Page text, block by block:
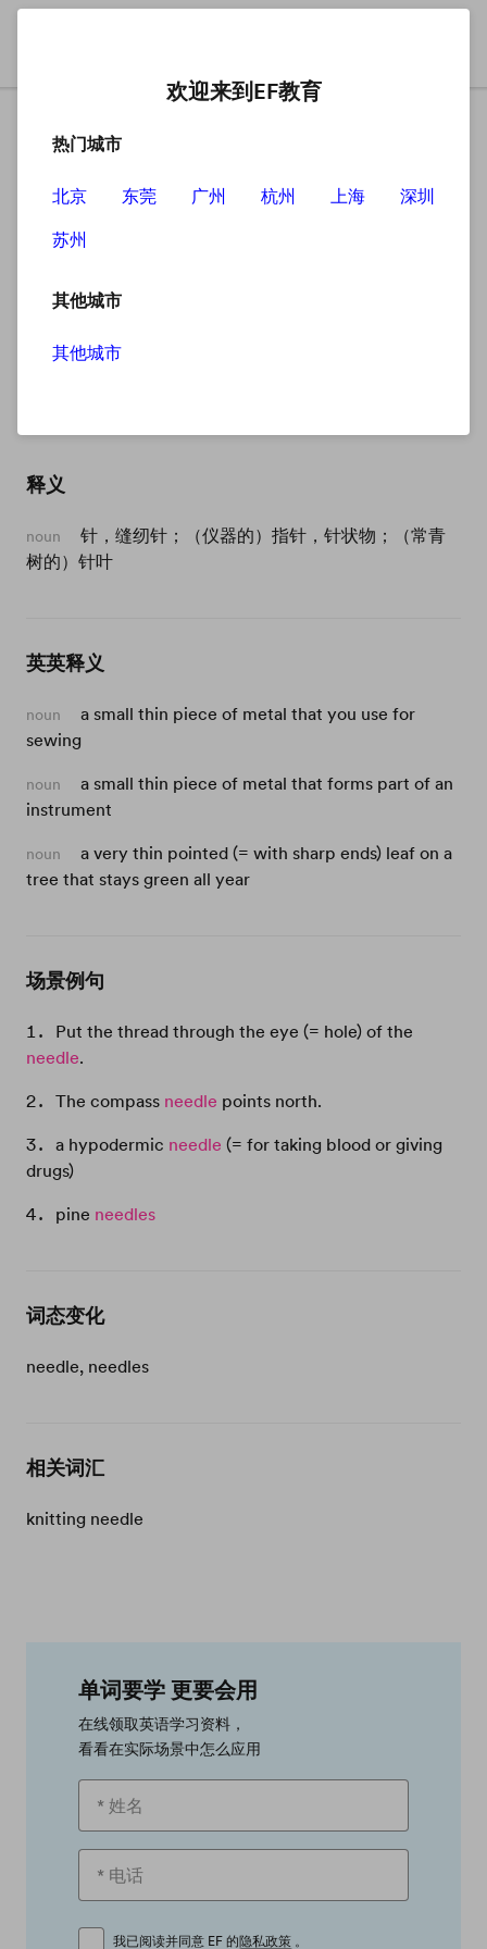
needle
释义
noun
针，缝纫针；（仪器的）指针，针状物；（常青
树的）针叶
英英释义
noun
a small thin piece of metal that you use for
sewing
noun
a small thin piece of metal that forms part of an
instrument
noun
a very thin pointed (= with sharp ends) leaf on a
tree that stays green all year
场景例句
Put the thread through the eye (= hole) of the
needle.
The compass needle points north.
a hypodermic needle (= for taking blood or giving
drugs)
pine needles
词态变化
needle, needles
相关词汇
knitting needle
单词要学 更要会用
在线领取英语学习资料，
看看在实际场景中怎么应用
我已阅读并同意 EF 的隐私政策 。
欢迎来到EF教育
热门城市
北京 东莞 广州 杭州 上海
深圳
苏州
其他城市
其他城市